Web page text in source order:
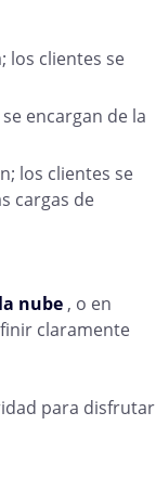
los clientes se
encargan de la
los clientes se
cargas de
nube, o en
claramente
para disfrutar